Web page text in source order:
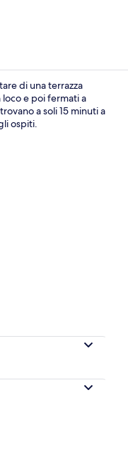
di una terrazza
e poi fermati a
a soli 15 minuti a
ospiti.